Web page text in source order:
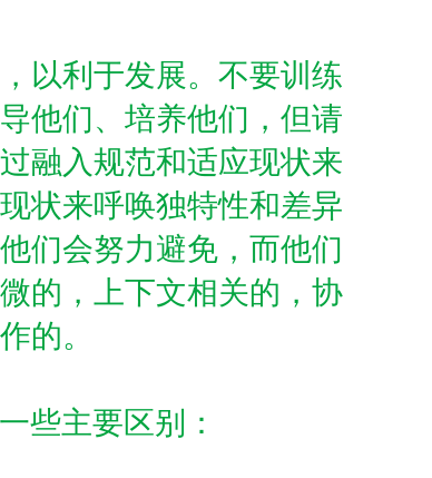
以利于发展。不要训练
他们、培养他们，但请
融入规范和适应现状来
状来呼唤独特性和差异
们会努力避免，而他们
的，上下文相关的，协
的。
些主要区别：